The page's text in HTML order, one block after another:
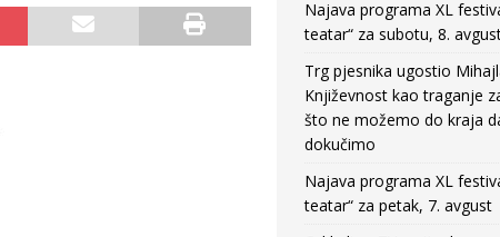
Najava programa XL
teatar“ za subotu, 8.
Trg pjesnika ugostio
Književnost kao traganje
što ne možemo do kraja
dokučimo
Najava programa XL
teatar“ za petak, 7. avgust